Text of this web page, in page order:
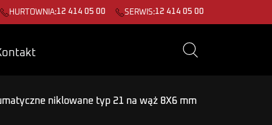
HURTOWNIA:12 414 05 00 SERWIS:12 414 05 00
niklowane typ 21 na wąż 8X6 mm